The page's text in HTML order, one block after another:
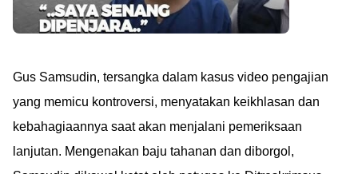
Gus Samsudin, tersangka dalam kasus video pengajian
yang memicu kontroversi, menyatakan keikhlasan dan
kebahagiaannya saat akan menjalani pemeriksaan
lanjutan. Mengenakan baju tahanan dan diborgol,